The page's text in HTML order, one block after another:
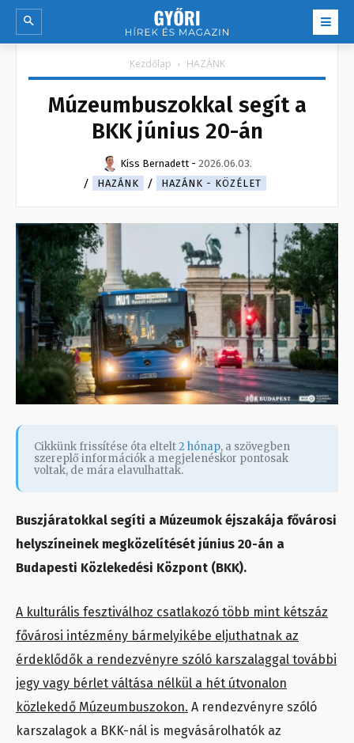
Kezdőlap HAZÁNK
Múzeumbuszokkal segít a
BKK június 20-án
Kiss Bernadett - 2026.06.03.
HAZÁNK
HAZÁNK - KÖZÉLET
Cikkünk frissítése óta eltelt2 hónap, a szövegben
szereplő információk a megjelenéskor pontosak
voltak, de mára elavulhattak.
Buszjáratokkal segíti a Múzeumok éjszakája fővárosi
helyszíneinek megközelítését június 20-án a
Budapesti Közlekedési Központ (BKK).
A kulturális fesztiválhoz csatlakozó több mint kétszáz
fővárosi intézmény bármelyikébe eljuthatnak az
érdeklődők a rendezvényre szóló karszalaggal további
jegy vagy bérlet váltása nélkül a hét útvonalon
közlekedő Múzeumbuszokon. A rendezvényre szóló
karszalagok a BKK-nál is megvásárolhatók az